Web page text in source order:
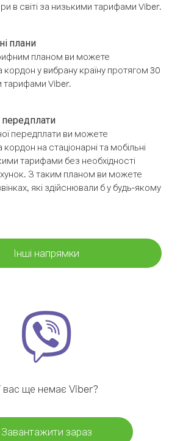
в світі за низькими тарифами Viber.
плани
планом ви можете
у вибрану країну протягом 30
тарифами Viber.
передплати
передплати ви можете
на стаціонарні та мобільні
тарифами без необхідності
З таким планом ви можете
які здійснювали б у будь-якому
Інші напрямки
вас ще немає Viber?
Завантажити зараз